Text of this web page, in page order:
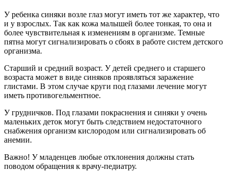
У ребенка синяки возле глаз могут иметь тот же характер, что
и у взрослых. Так как кожа малышей более тонкая, то она и
более чувствительная к изменениям в организме. Темные
пятна могут сигнализировать о сбоях в работе систем детского
организма.
Старший и средний возраст. У детей среднего и старшего
возраста может в виде синяков проявляться заражение
глистами. В этом случае круги под глазами лечение могут
иметь противогельментное.
У грудничков. Под глазами покраснения и синяки у очень
маленьких деток могут быть следствием недостаточного
снабжения организм кислородом или сигнализировать об
анемии.
Важно! У младенцев любые отклонения должны стать
поводом обращения к врачу-педиатру.